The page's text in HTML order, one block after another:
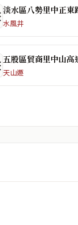
水風井
五股區貿商里中山高
天山遯